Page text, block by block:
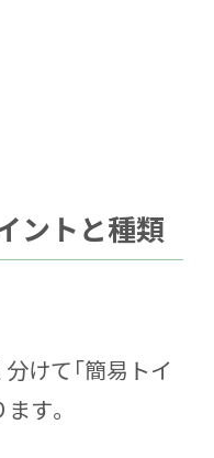
ントと種類
けて「簡易トイ
す。